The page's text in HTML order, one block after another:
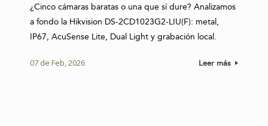
¿Cinco cámaras baratas o una que sí dure? Analizamos
a fondo la Hikvision DS-2CD1023G2-LIU(F): metal,
IP67, AcuSense Lite, Dual Light y grabación local.
07 de Feb, 2026 Leer más